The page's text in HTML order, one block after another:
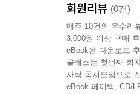
만드는 이야기에
지우개로 지워질
반짝이는 커버,
차차와 동기화된
회원리뷰 (0건)
매주 10건의 우수리
3,000원 이상 구매
eBook은 다운로드
클래스는 첫번째 회
사락 독서모임으로
eBook 페이백, CD/